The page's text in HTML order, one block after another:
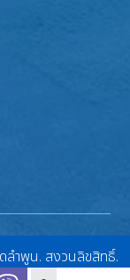
ลำพูน. สงวนลิขสิทธิ์.